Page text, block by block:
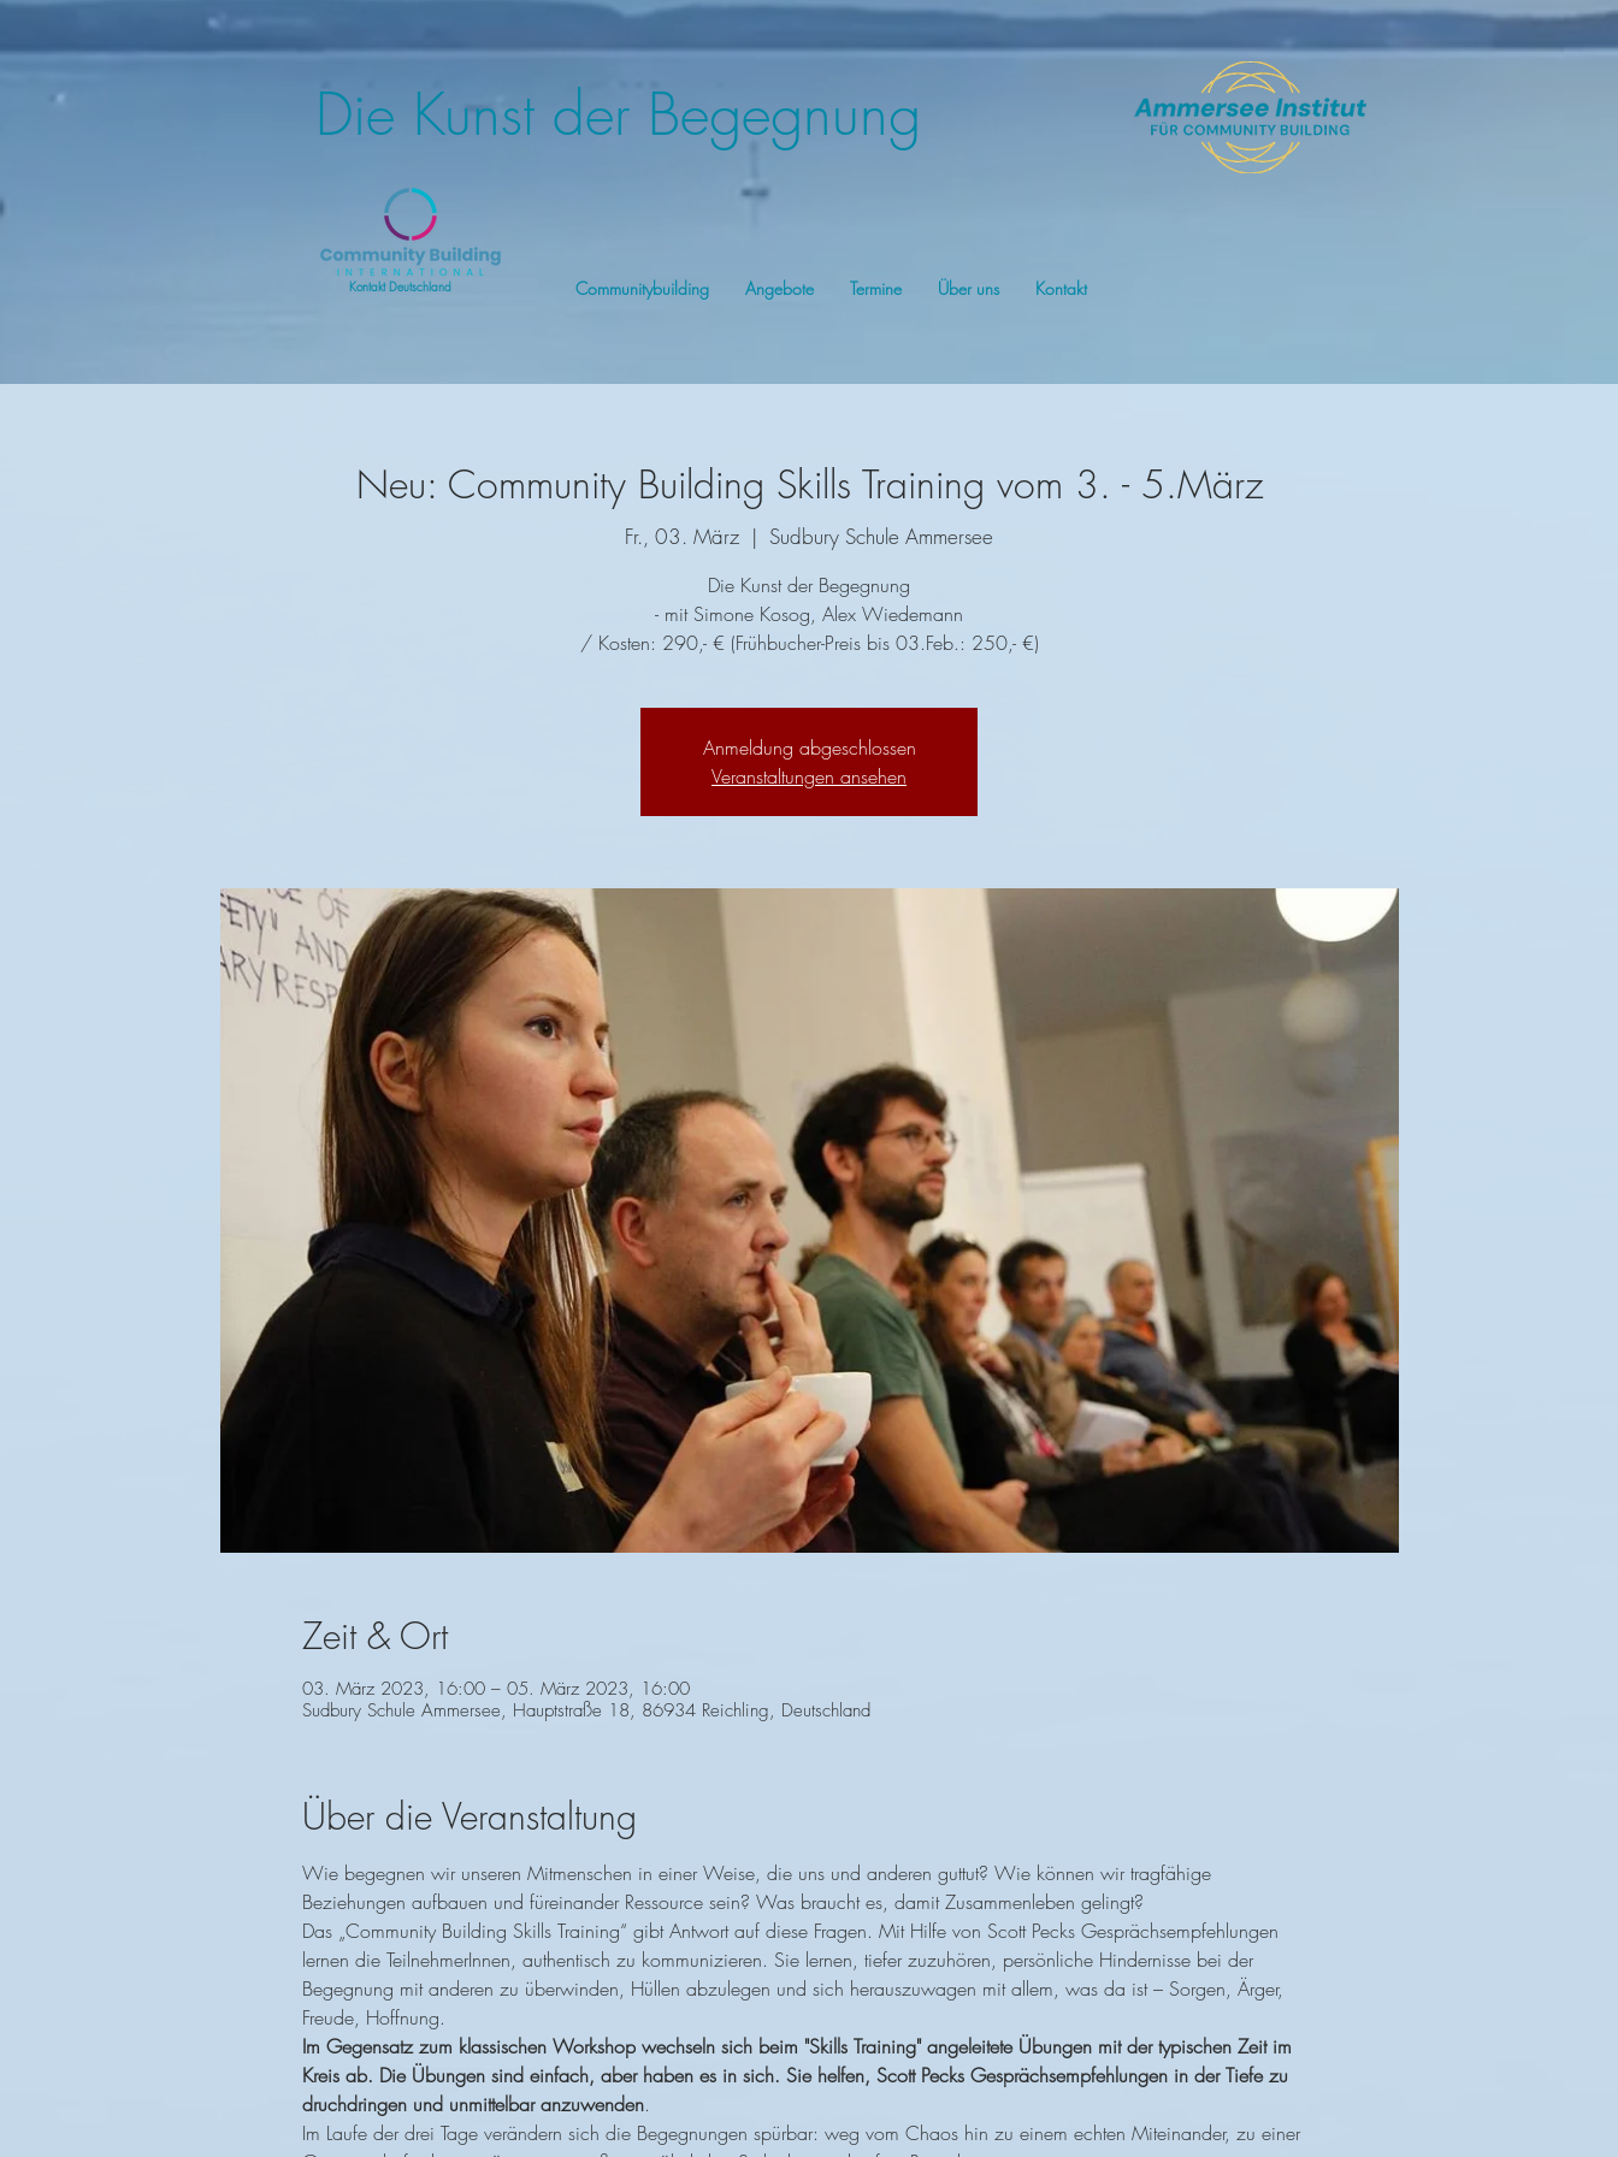
Die Kunst der Begegnung
Kontakt Deutschland Communitybuilding Angebote Termine Über uns Kontakt
Neu: Community Building Skills Training vom 3. - 5.März
Fr., 03. März
  |
Sudbury Schule Ammersee
Die Kunst der Begegnung
- mit Simone Kosog, Alex Wiedemann
/ Kosten: 290,- € (Frühbucher-Preis bis 03.Feb.: 250,- €)
Anmeldung abgeschlossen
Veranstaltungen ansehen
Zeit & Ort
03. März 2023, 16:00 – 05. März 2023, 16:00
Sudbury Schule Ammersee, Hauptstraße 18, 86934 Reichling, Deutschland
Über die Veranstaltung
Wie begegnen wir unseren Mitmenschen in einer Weise, die uns und anderen guttut? Wie können wir tragfähige
Beziehungen aufbauen und füreinander Ressource sein? Was braucht es, damit Zusammenleben gelingt?
Das „Community Building Skills Training“ gibt Antwort auf diese Fragen. Mit Hilfe von Scott Pecks Gesprächsempfehlungen
lernen die TeilnehmerInnen, authentisch zu kommunizieren. Sie lernen, tiefer zuzuhören, persönliche Hindernisse bei der
Begegnung mit anderen zu überwinden, Hüllen abzulegen und sich herauszuwagen mit allem, was da ist – Sorgen, Ärger,
Freude, Hoffnung.
Im Gegensatz zum klassischen Workshop wechseln sich beim "Skills Training" angeleitete Übungen mit der typischen Zeit im
Kreis ab. Die Übungen sind einfach, aber haben es in sich. Sie helfen, Scott Pecks Gesprächsempfehlungen in der Tiefe zu
druchdringen und unmittelbar anzuwenden.
Im Laufe der drei Tage verändern sich die Begegnungen spürbar: weg vom Chaos hin zu einem echten Miteinander, zu einer